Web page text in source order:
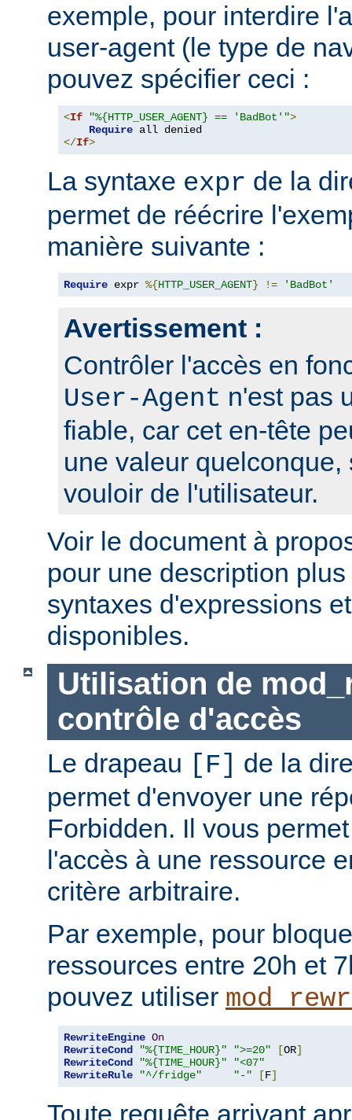
exemple, pour interdire
user-agent (le type de
pouvez spécifier ceci :
<If "%{HTTP_USER_AGENT} == 'BadBot'">
Require
</If>
La syntaxe expr de la
permet de réécrire
manière suivante :
Require expr %{HTTP_USER_AGENT} != 'BadBot'
Avertissement :
Contrôler l'accès en
User-Agent n'est pas
fiable, car cet en-tête
une valeur quelconque,
vouloir de l'utilisateur.
Voir le document à
pour une description
syntaxes d'expressions
disponibles.
Utilisation de
contrôle d'accès
Le drapeau [F] de la
permet d'envoyer une
Forbidden. Il vous
l'accès à une ressource
critère arbitraire.
Par exemple, pour
ressources entre 20h et
pouvez utiliser
RewriteEngine On
RewriteCond
"%{TIME_HOUR}" ">=20" [OR]
RewriteCond
"%{TIME_HOUR}"
"<07"
RewriteRule
"^/fridge" "-" [F]
Toute requête arrivant